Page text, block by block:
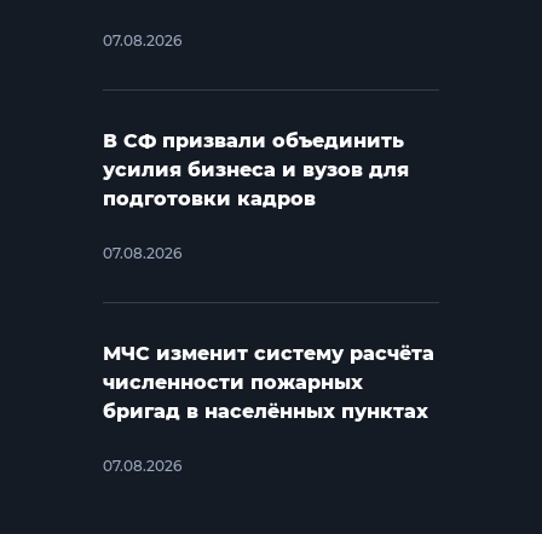
07.08.2026
В СФ призвали объединить
усилия бизнеса и вузов для
подготовки кадров
07.08.2026
МЧС изменит систему расчёта
численности пожарных
бригад в населённых пунктах
07.08.2026